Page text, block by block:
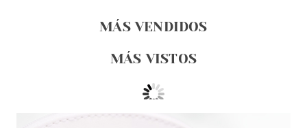
MÁS VENDIDOS
MÁS VISTOS